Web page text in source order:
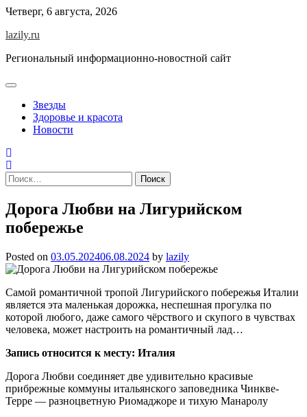
Skip
content
Четверг, 6 августа, 2026
lazily.ru
Региональный информационно-новостной сайт
Звезды
Здоровье и красота
Новости
Найти:
Дорога Любви на Лигурийском
побережье
Posted on 03.05.202406.08.2024 by lazily
Самой романтичной тропой Лигурийского побережья Италии
является эта маленькая дорожка, неспешная прогулка по
которой любого, даже самого чёрствого и скупого в чувствах
человека, может настроить на романтичный лад…
Запись относится к месту: Италия
Дорога Любви соединяет две удивительно красивые
прибрежные коммуны итальянского заповедника Чинкве-
Терре — разноцветную Риомаджоре и тихую Манаролу